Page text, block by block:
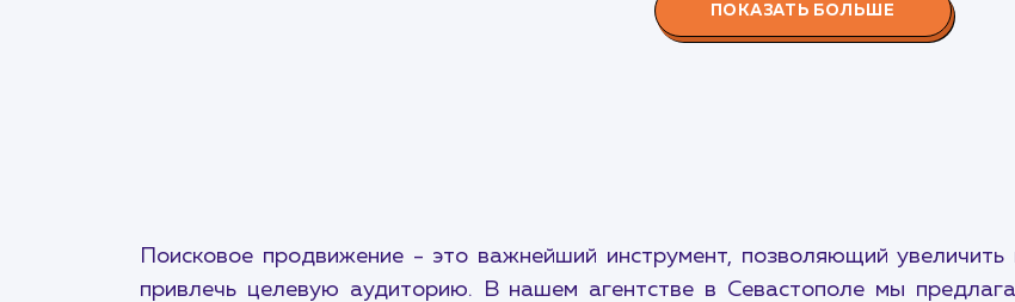
ПОКАЗАТЬ БОЛЬШЕ
Поисковое продвижение - это важнейший инструмент, позволяющий
привлечь целевую аудиторию. В нашем агентстве в Севастополе мы